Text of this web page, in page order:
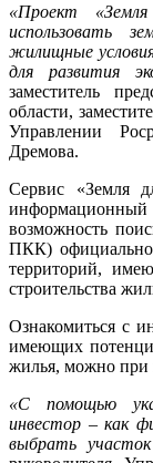
«Проект
использовать
жилищные
для развития
заместитель
области,
Управлении
Дремова.
Сервис «Земля
возможность
ПКК)
территорий,
строительства
Ознакомиться с
имеющих
жилья, можно
«С помощью
инвестор – как
выбрать